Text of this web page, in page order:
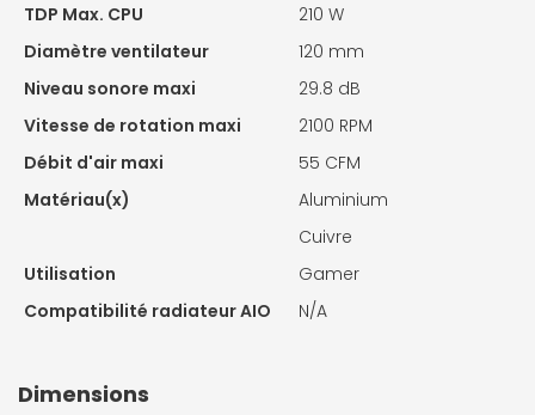
TDP Max. CPU
210 W
Diamètre ventilateur
120 mm
Niveau sonore maxi
29.8 dB
Vitesse de rotation maxi
2100 RPM
Débit d'air maxi
55 CFM
Matériau(x)
Aluminium
Cuivre
Utilisation
Gamer
Compatibilité radiateur AIO
N/A
Dimensions